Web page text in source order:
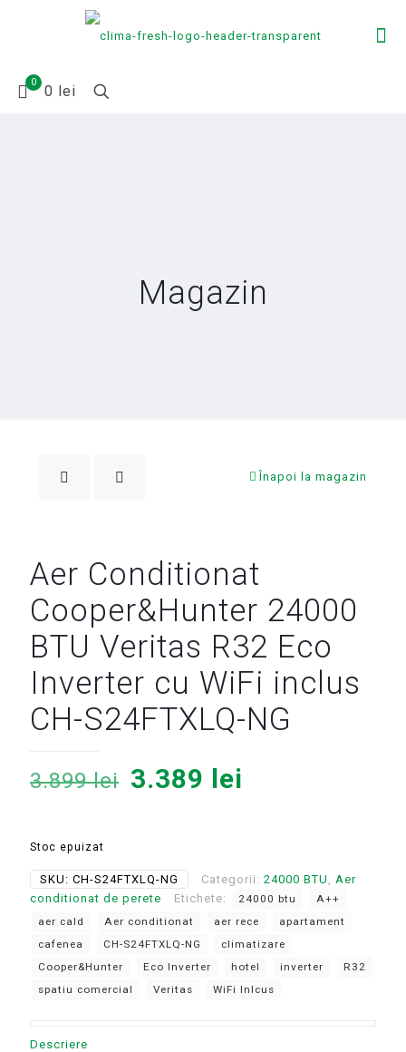
0
0 lei
Magazin
Înapoi la magazin
Aer Conditionat
Cooper&Hunter 24000
BTU Veritas R32 Eco
Inverter cu WiFi inclus
CH-S24FTXLQ-NG
3.899lei Prețul
3.899 lei.
3.389 lei
Stoc epuizat
SKU: CH-S24FTXLQ-NG Categorii: 24000 BTU , Aer
conditionat de perete
Etichete: 24000 btu
A++
aer cald
Aer conditionat aer rece
apartament
cafenea
CH-S24FTXLQ-NG
climatizare
Cooper&Hunter
Eco Inverter hotel inverter
R32
spatiu comercial
Veritas WiFi Inlcus
Descriere